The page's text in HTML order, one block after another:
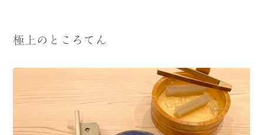
極上のところてん